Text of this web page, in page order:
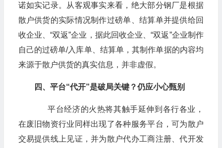
诺如实记录。从客观事实来看，绝大部分钢厂是根据
散户供货的实际情况制作过磅单、结算单并提供给回
收企业、“双返”企业，据此回收企业、“双返”企业制作
自己的过磅单/入库单、结算单，其制作单据的内容均
来源于散户供货的真实信息，并非虚假。
四、平台“代开”是破局关键？仍应小心甄别
平台经济的火热将其触手延伸到各行各业，
在废旧物资行业同样出现了各种服务平台，可为散户
交易提供线上见证，并为散户代办工商注册、代开发